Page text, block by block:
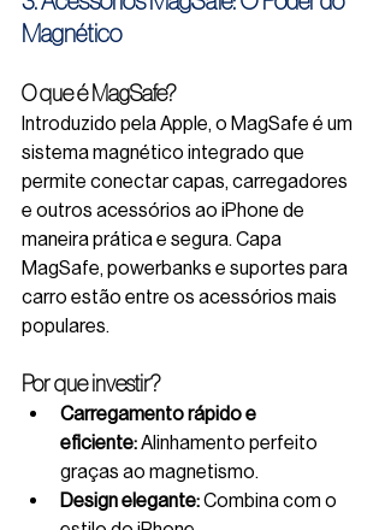
Magnético
O que é MagSafe?
Introduzido pela Apple, o MagSafe é um
sistema magnético integrado que
permite conectar capas, carregadores
e outros acessórios ao iPhone de
maneira prática e segura. Capa
MagSafe, powerbanks e suportes para
carro estão entre os acessórios mais
populares.
Por que investir?
Carregamento rápido e
eficiente: Alinhamento perfeito
graças ao magnetismo.
Design elegante: Combina com o